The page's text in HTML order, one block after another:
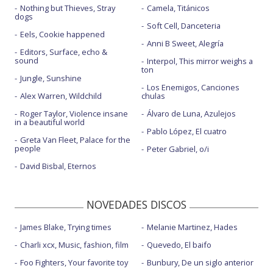
Nothing but Thieves, Stray
dogs
Eels, Cookie happened
Editors, Surface, echo &
sound
Jungle, Sunshine
Alex Warren, Wildchild
Roger Taylor, Violence insane
in a beautiful world
Greta Van Fleet, Palace for the
people
David Bisbal, Eternos
Camela, Titánicos
Soft Cell, Danceteria
Anni B Sweet, Alegría
Interpol, This mirror weighs a
ton
Los Enemigos, Canciones
chulas
Álvaro de Luna, Azulejos
Pablo López, El cuatro
Peter Gabriel, o/i
NOVEDADES DISCOS
James Blake, Trying times
Charli xcx, Music, fashion, film
Foo Fighters, Your favorite toy
Melanie Martinez, Hades
Quevedo, El baifo
Bunbury, De un siglo anterior